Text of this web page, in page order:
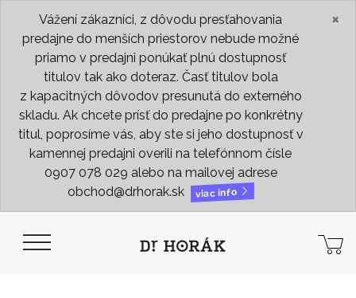
Vážení zákazníci, z dôvodu presťahovania
predajne do menších priestorov nebude možné
priamo v predajni ponúkať plnú dostupnosť
titulov tak ako doteraz. Časť titulov bola
z kapacitných dôvodov presunutá do externého
skladu. Ak chcete prísť do predajne po konkrétny
titul, poprosíme vás, aby ste si jeho dostupnosť v
kamennej predajni overili na telefónnom čísle
0907 078 029 alebo na mailovej adrese
obchod@drhorak.sk
viac info
×